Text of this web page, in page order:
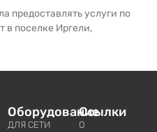
предоставлять услуги по
в поселке Иргели,
Оборудование
ДЛЯ СЕТИ
Ссылки
О